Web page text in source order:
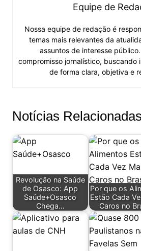
Equipe de
Nossa equipe de redação é
temas mais relevantes da
assuntos de interesse
compromisso jornalístico, buscando
de forma clara, objetiva e
Notícias
Revolução na Saúde
de Osasco: App
Saúde+Osasco
Chega…
Por que os
Estão Cada
Caros no